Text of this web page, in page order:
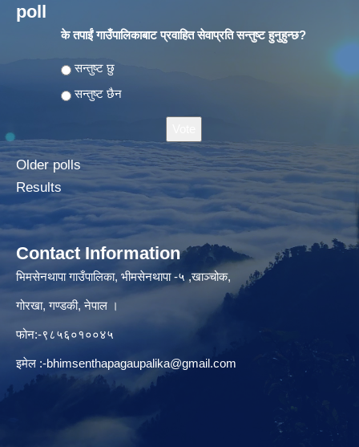
poll
के तपाईं गाउँपालिकाबाट प्रवाहित सेवाप्रति सन्तुष्ट हुनुहुन्छ?
Choices
सन्तुष्ट छु
सन्तुष्ट छैन
Older polls
Results
Contact Information
भिमसेनथापा गाउँपालिका, भीमसेनथापा -५ ,खाञ्चोक,
गोरखा, गण्डकी, नेपाल ।
फोन:-९८५६०१००४५
इमेल :-bhimsenthapagaupalika@gmail.com